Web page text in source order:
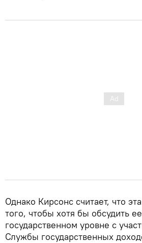
Однако Кирсонс считает, что
того, чтобы хотя бы обсудить
государственном уровне с
Службы государственных